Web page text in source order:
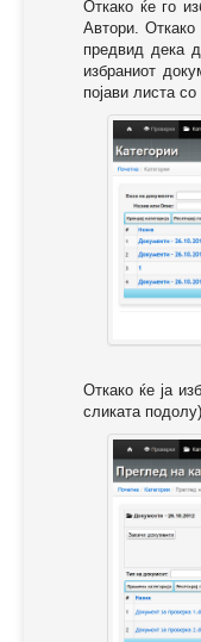
Откако ќе го
Автори. Откако
предвид дека
избраниот
појави листа
Откако ќе ја
сликата